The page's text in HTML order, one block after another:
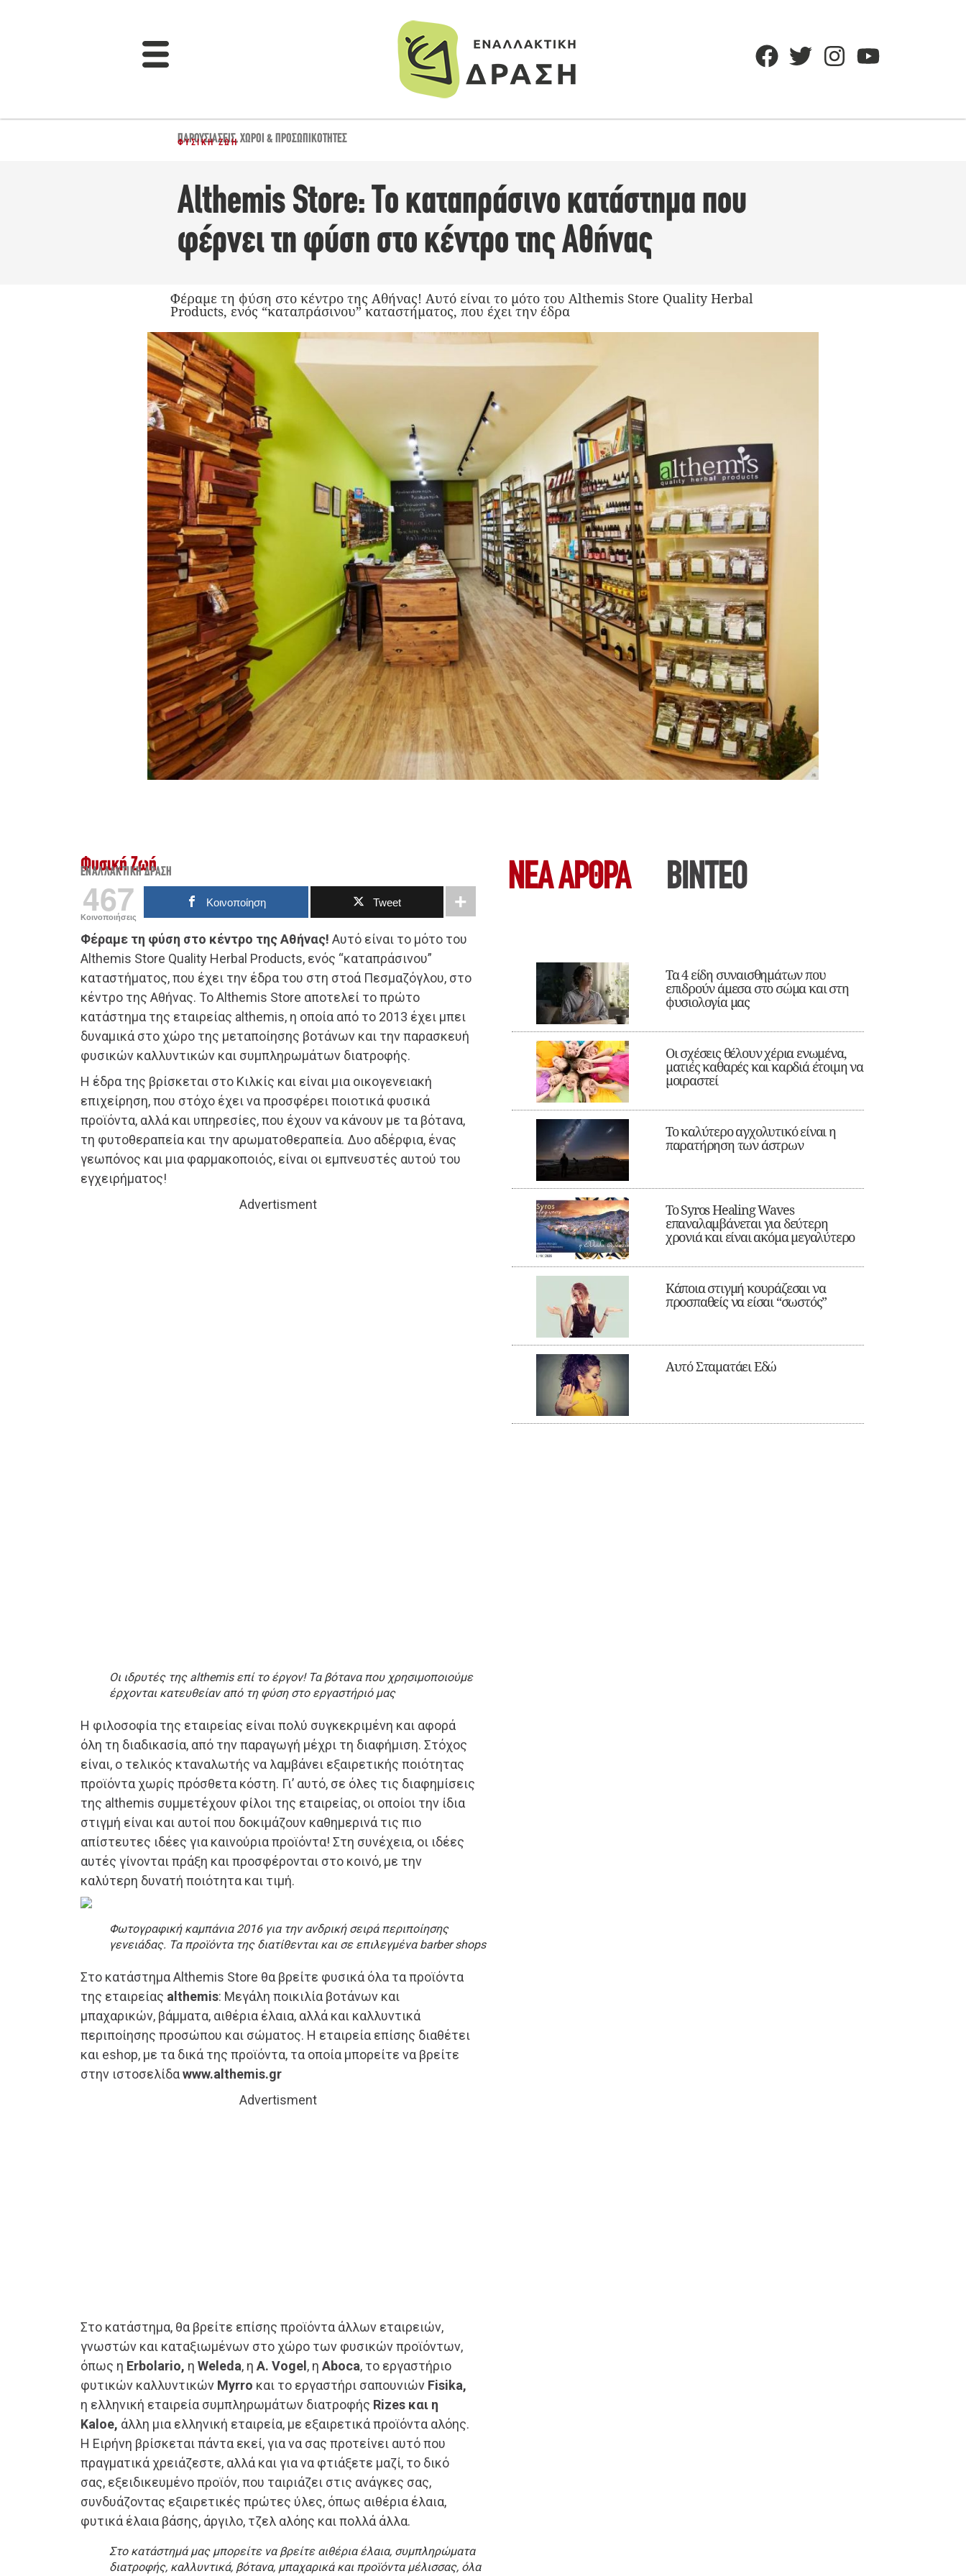
ΠΑΡΟΥΣΙΆΣΕΙΣ,ΧΏΡΟΙ & ΠΡΟΣΩΠΙΚΌΤΗΤΕΣ
ΦΥΣΙΚΉ ΖΩΉ
Althemis Store: Το καταπράσινο κατάστημα που
φέρνει τη φύση στο κέντρο της Αθήνας
Φέραμε τη φύση στο κέντρο της Αθήνας! Αυτό είναι το μότο του Althemis Store Quality Herbal
Products, ενός “καταπράσινου” καταστήματος, που έχει την έδρα
Φυσική Ζωή
ΕΝΑΛΛΑΚΤΙΚΉ ΔΡΆΣΗ
467
Κοινοποιήσεις
Κοινοποίηση Tweet
Φέραμε τη φύση στο κέντρο της Αθήνας! Αυτό είναι το μότο του
Althemis Store Quality Herbal Products, ενός “καταπράσινου”
καταστήματος, που έχει την έδρα του στη στοά Πεσμαζόγλου, στο
κέντρο της Αθήνας. Το Althemis Store αποτελεί το πρώτο
κατάστημα της εταιρείας althemis, η οποία από το 2013 έχει μπει
δυναμικά στο χώρο της μεταποίησης βοτάνων και την παρασκευή
φυσικών καλλυντικών και συμπληρωμάτων διατροφής.
Η έδρα της βρίσκεται στο Κιλκίς και είναι μια οικογενειακή
επιχείρηση, που στόχο έχει να προσφέρει ποιοτικά φυσικά
προϊόντα, αλλά και υπηρεσίες, που έχουν να κάνουν με τα βότανα,
τη φυτοθεραπεία και την αρωματοθεραπεία. Δυο αδέρφια, ένας
γεωπόνος και μια φαρμακοποιός, είναι οι εμπνευστές αυτού του
εγχειρήματος!
Advertisment
Οι ιδρυτές της althemis επί το έργον! Τα βότανα που χρησιμοποιούμε
έρχονται κατευθείαν από τη φύση στο εργαστήριό μας
Η φιλοσοφία της εταιρείας είναι πολύ συγκεκριμένη και αφορά
όλη τη διαδικασία, από την παραγωγή μέχρι τη διαφήμιση. Στόχος
είναι, ο τελικός κταναλωτής να λαμβάνει εξαιρετικής ποιότητας
προϊόντα χωρίς πρόσθετα κόστη. Γι’ αυτό, σε όλες τις διαφημίσεις
της althemis συμμετέχουν φίλοι της εταιρείας, οι οποίοι την ίδια
στιγμή είναι και αυτοί που δοκιμάζουν καθημερινά τις πιο
απίστευτες ιδέες για καινούρια προϊόντα! Στη συνέχεια, οι ιδέες
αυτές γίνονται πράξη και προσφέρονται στο κοινό, με την
καλύτερη δυνατή ποιότητα και τιμή.
Φωτογραφική καμπάνια 2016 για την ανδρική σειρά περιποίησης
γενειάδας. Τα προϊόντα της διατίθενται και σε επιλεγμένα barber shops
Στο κατάστημα Althemis Store θα βρείτε φυσικά όλα τα προϊόντα
της εταιρείας althemis: Μεγάλη ποικιλία βοτάνων και
μπαχαρικών, βάμματα, αιθέρια έλαια, αλλά και καλλυντικά
περιποίησης προσώπου και σώματος. Η εταιρεία επίσης διαθέτει
και eshop, με τα δικά της προϊόντα, τα οποία μπορείτε να βρείτε
στην ιστοσελίδαwww.althemis.gr
Advertisment
Στο κατάστημα, θα βρείτε επίσης προϊόντα άλλων εταιρειών,
γνωστών και καταξιωμένων στο χώρο των φυσικών προϊόντων,
όπως η Erbolario, η Weleda, η A. Vogel , η Aboca, το εργαστήριο
φυτικών καλλυντικών Myrro και το εργαστήρι σαπουνιών Fisika,
η ελληνική εταιρεία συμπληρωμάτων διατροφής Rizes και η
Kaloe, άλλη μια ελληνική εταιρεία, με εξαιρετικά προϊόντα αλόης.
Η Ειρήνη βρίσκεται πάντα εκεί, για να σας προτείνει αυτό που
πραγματικά χρειάζεστε, αλλά και για να φτιάξετε μαζί, το δικό
σας, εξειδικευμένο προϊόν, που ταιριάζει στις ανάγκες σας,
συνδυάζοντας εξαιρετικές πρώτες ύλες, όπως αιθέρια έλαια,
φυτικά έλαια βάσης, άργιλο, τζελ αλόης και πολλά άλλα.
Στο κατάστημά μας μπορείτε να βρείτε αιθέρια έλαια, συμπληρώματα
διατροφής, καλλυντικά, βότανα, μπαχαρικά και προϊόντα μέλισσας, όλα
ΝΕΑ ΆΡΘΡΑ ΒΙΝΤΕΟ
Τα 4 είδη συναισθημάτων που
επιδρούν άμεσα στο σώμα και στη
φυσιολογία μας
Οι σχέσεις θέλουν χέρια ενωμένα,
ματιές καθαρές και καρδιά έτοιμη να
μοιραστεί
Το καλύτερο αγχολυτικό είναι η
παρατήρηση των άστρων
Το Syros Healing Waves
επαναλαμβάνεται για δεύτερη
χρονιά και είναι ακόμα μεγαλύτερο
Κάποια στιγμή κουράζεσαι να
προσπαθείς να είσαι “σωστός”
Αυτό Σταματάει Εδώ